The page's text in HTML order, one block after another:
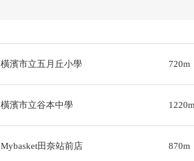
橫濱市立五月丘小學 720m
橫濱市立谷本中學
Mybasket田奈站前店 870m